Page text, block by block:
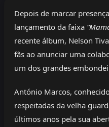
Depois de marcar
lançamento da faixa
recente álbum, Nelson
fãs ao anunciar uma
um dos grandes
António Marcos,
respeitadas da velha
últimos anos pela sua